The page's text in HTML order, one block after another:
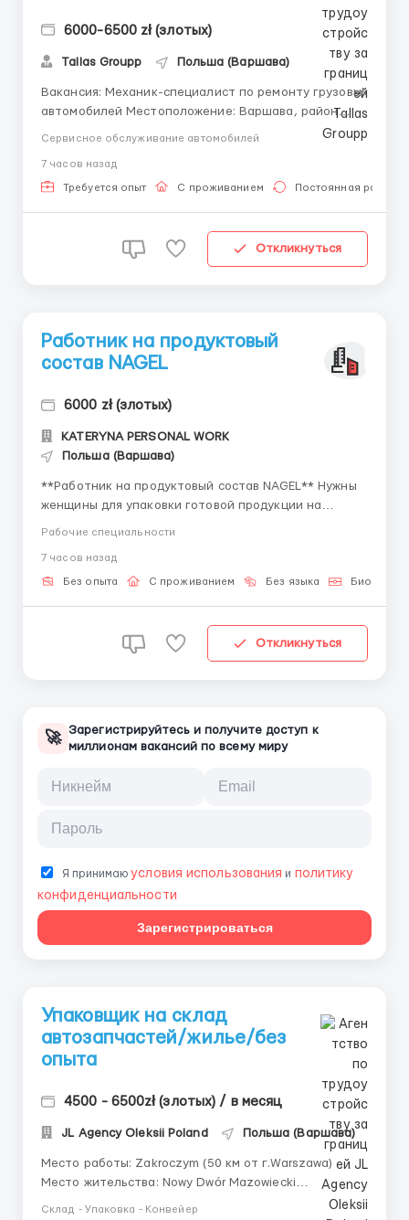
6000-6500 zł (злотых)
Tallas Groupp Польша (Варшава)
Вакансия: Механик-специалист по ремонту грузовых
автомобилей Местоположение: Варшава, район
ремонта грузовых автомобилей на нашем
предприятии. Мы работаем с собственным
Сервисное обслуживание автомобилей
7 часов назад
Требуется опыт С проживанием Постоянная работа
Откликнуться
Работник на продуктовый
состав NAGEL
6000 zł (злотых)
KATERYNA PERSONAL WORK
Польша (Варшава)
**Работник на продуктовый состав NAGEL** Нужны
женщины для упаковки готовой продукции на
продуктовый состав (йогурты, масло и т.п.).
22,50- 31,10 зл/час нетто; 💰 от 6000 злотых нетто в
месяц; от 64 200 грн; от 1550$. 📈 Работа по 8-12
Рабочие специальности
7 часов назад
Без опыта С проживанием Без языка
Откликнуться
🚀 Зарегистрируйтесь и получите доступ к
миллионам вакансий по всему миру
Я принимаюусловия использования и политику
конфиденциальности
Зарегистрироваться
Упаковщик на склад
автозапчастей/жилье/без
опыта
4500 - 6500zł (злотых) / в месяц
JL Agency Oleksii Poland Польша (Варшава)
Место работы: Zakroczym (50 км от г.Warszawa)
Место жительства: Nowy Dwór Mazowiecki
Гарантированная ставка: 25,336 zł нетто в час Для
Склад - Упаковка - Конвейер